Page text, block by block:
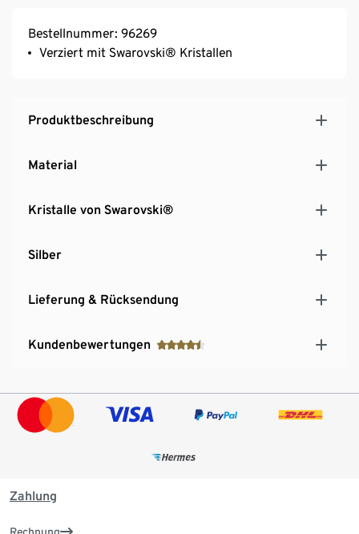
Bestellnummer: 96269
Verziert mit Swarovski® Kristallen
Produktbeschreibung
Material
Kristalle von Swarovski®
Silber
Lieferung & Rücksendung
Kundenbewertungen
Zahlung